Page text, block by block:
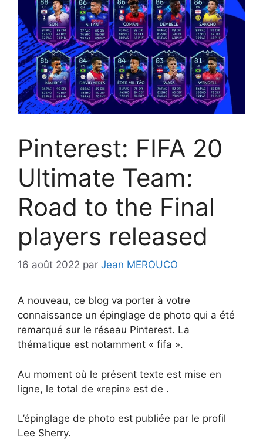
Pinterest: FIFA 20
Ultimate Team:
Road to the Final
players released
16 août 2022 par Jean MEROUCO
A nouveau, ce blog va porter à votre
connaissance un épinglage de photo qui a été
remarqué sur le réseau Pinterest. La
thématique est notamment « fifa ».
Au moment où le présent texte est mise en
ligne, le total de «repin» est de .
L’épinglage de photo est publiée par le profil
Lee Sherry.